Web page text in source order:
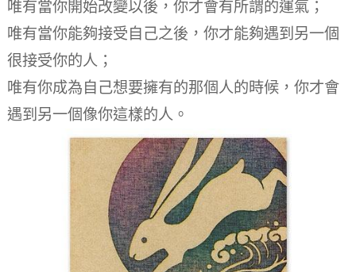
唯有當你開始改變以後，你才會有所謂的運氣；
唯有當你能夠接受自己之後，你才能夠遇到另一個
很接受你的人；
唯有你成為自己想要擁有的那個人的時候，你才會
遇到另一個像你這樣的人。